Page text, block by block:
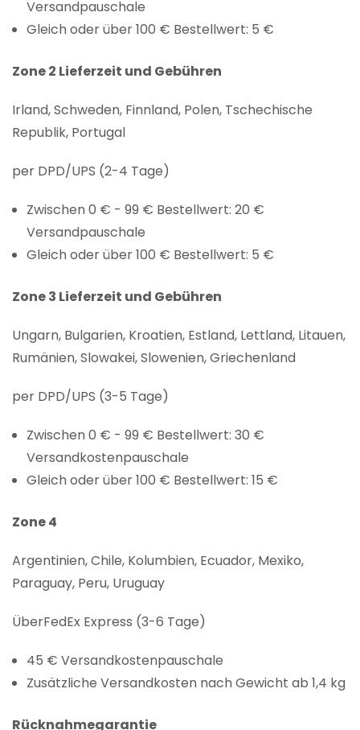
Versandpauschale
Gleich oder über 100 € Bestellwert: 5 €
Zone 2 Lieferzeit und Gebühren
Irland, Schweden, Finnland, Polen, Tschechische
Republik, Portugal
per DPD/UPS (2-4 Tage)
Zwischen 0 € - 99 € Bestellwert: 20 €
Versandpauschale
Gleich oder über 100 € Bestellwert: 5 €
Zone 3 Lieferzeit und Gebühren
Ungarn, Bulgarien, Kroatien, Estland, Lettland, Litauen,
Rumänien, Slowakei, Slowenien, Griechenland
per DPD/UPS (3-5 Tage)
Zwischen 0 € - 99 € Bestellwert: 30 €
Versandkostenpauschale
Gleich oder über 100 € Bestellwert: 15 €
Zone 4
Argentinien, Chile, Kolumbien, Ecuador, Mexiko,
Paraguay, Peru, Uruguay
ÜberFedEx Express (3-6 Tage)
45 € Versandkostenpauschale
Zusätzliche Versandkosten nach Gewicht ab 1,4 kg
Rücknahmegarantie